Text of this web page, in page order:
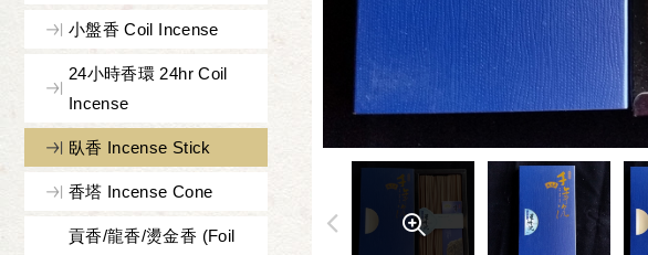
小盤香 Coil Incense
24小時香環 24hr Coil
Incense
臥香 Incense Stick
香塔 Incense Cone
貢香/龍香/燙金香 (Foil